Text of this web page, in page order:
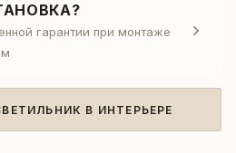
гарантии при монтаже
В ИНТЕРЬЕРЕ